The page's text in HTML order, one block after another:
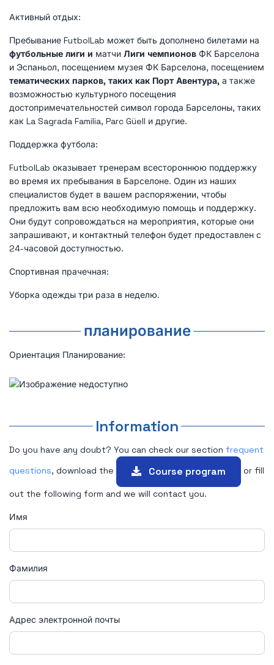
Активный отдых:
Пребывание FutbolLab может быть дополнено билетами на
футбольные лиги и матчи Лиги чемпионов ФК Барселона
и Эспаньол, посещением музея ФК Барселона, посещением
тематических парков, таких как Порт Авентура, а также
возможностью культурного посещения
достопримечательностей символ города Барселоны, таких
как La Sagrada Familia, Parc Güell и другие.
Поддержка футбола:
FutbolLab оказывает тренерам всестороннюю поддержку
во время их пребывания в Барселоне. Один из наших
специалистов будет в вашем распоряжении, чтобы
предложить вам всю необходимую помощь и поддержку.
Они будут сопровождаться на мероприятия, которые они
запрашивают, и контактный телефон будет предоставлен с
24-часовой доступностью.
Спортивная прачечная:
Уборка одежды три раза в неделю.
планирование
Ориентация Планирование:
Information
Do you have any doubt? You can check our section frequent
questions, download the Course program or fill
out the following form and we will contact you.
Имя
Фамилия
Адрес электронной почты